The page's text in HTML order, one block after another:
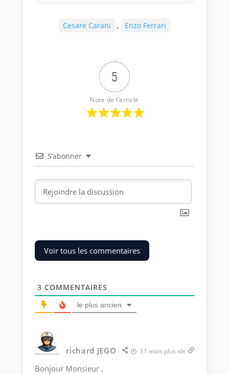
Cesare Carani , Enzo Ferrari
5
Note de l’article
S’abonner
Voir tous les commentaires
3 COMMENTAIRES
le plus ancien
richard JEGO 11 mois plus tôt
Bonjour Monsieur ,